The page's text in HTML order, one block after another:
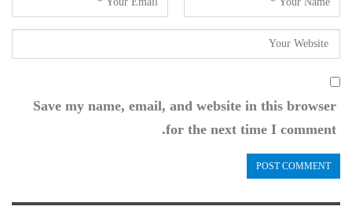
Save my name, email, and website in this browser
for the next time I comment.